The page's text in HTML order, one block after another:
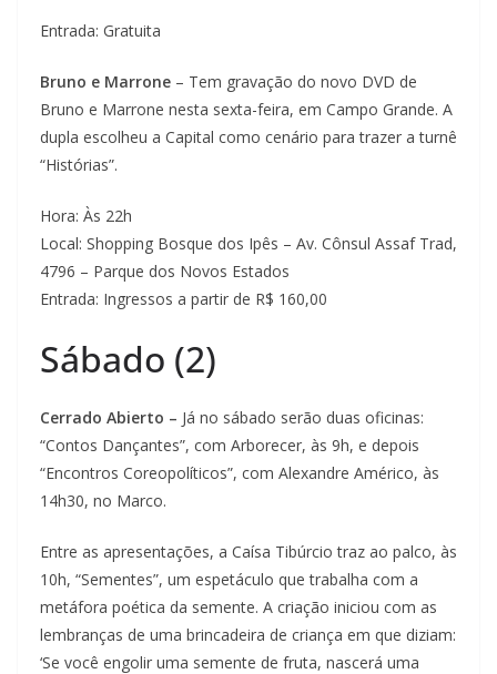
Entrada: Gratuita
Bruno e Marrone – Tem gravação do novo DVD de
Bruno e Marrone nesta sexta-feira, em Campo Grande. A
dupla escolheu a Capital como cenário para trazer a turnê
“Histórias”.
Hora: Às 22h
Local: Shopping Bosque dos Ipês – Av. Cônsul Assaf Trad,
4796 – Parque dos Novos Estados
Entrada: Ingressos a partir de R$ 160,00
Sábado (2)
Cerrado Abierto – Já no sábado serão duas oficinas:
“Contos Dançantes”, com Arborecer, às 9h, e depois
“Encontros Coreopolíticos”, com Alexandre Américo, às
14h30, no Marco.
Entre as apresentações, a Caísa Tibúrcio traz ao palco, às
10h, “Sementes”, um espetáculo que trabalha com a
metáfora poética da semente. A criação iniciou com as
lembranças de uma brincadeira de criança em que diziam:
‘Se você engolir uma semente de fruta, nascerá uma